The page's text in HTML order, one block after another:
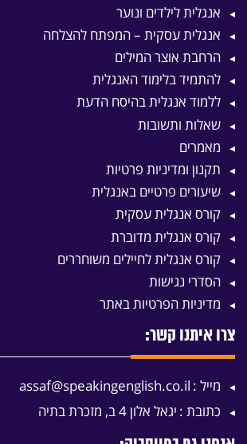
אנגלית לילדים ונוער
אנגלית עסקית – המפתח להצלחה
הרחבת אוצר המילים
להתמיד בלימוד האנגלית
ללמוד אנגלית בהיסח הדעת
שאלות ותשובות
מאמרים
תקנון ומדיניות פרטיות
שיעורים פרטיים באנגלית
קורס אנגלית עסקית
קורס אנגלית מדוברת
קורס אנגלית לחיילים משוחררים
הסדרי נגישות
מדיניות הפרטיות באתר
צרו איתנו קשר:
מייל : assaf@speakingenglish.co.il
כתובת : יגאל אלון 4 ב, מזכרת בתיה